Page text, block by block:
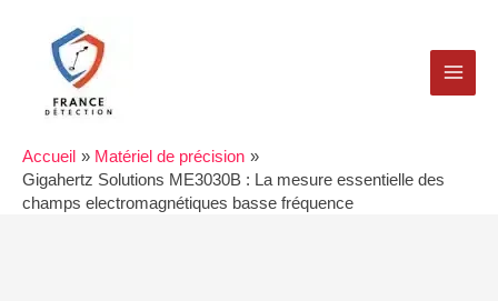
contenu
Accueil
Matériel de précision
Gigahertz Solutions ME3030B : La mesure essentielle des
champs electromagnétiques basse fréquence